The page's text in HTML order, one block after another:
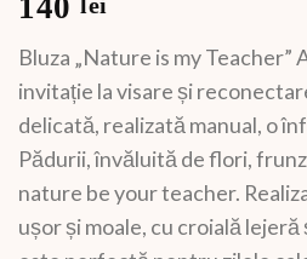
140
Bluza „Nature is my Teacher”
invitație la visare și
delicată, realizată manual, o
Pădurii, învăluită de flori,
nature be your teacher.
ușor și moale, cu croială